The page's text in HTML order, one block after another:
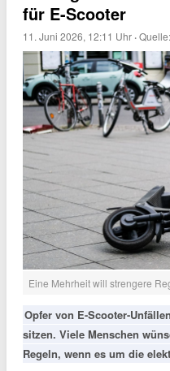
für E-Scooter
11. Juni 2026, 12:11 Uhr ·Quelle:
Eine Mehrheit will strengere
Opfer von E-Scooter-
sitzen. Viele Menschen
Regeln, wenn es um die